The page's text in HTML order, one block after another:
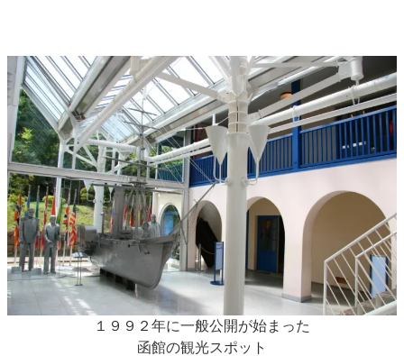
１９９２年に一般公開が始まった
函館の観光スポット